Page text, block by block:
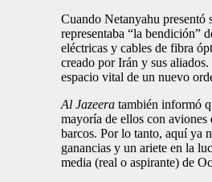
Cuando Netanyahu presentó
representaba “la bendición”
eléctricas y cables de fibra
creado por Irán y sus
espacio vital de un nuevo
Al Jazeera también informó
mayoría de ellos con
barcos. Por lo tanto, aquí ya
ganancias y un ariete en la
media (real o aspirante) de